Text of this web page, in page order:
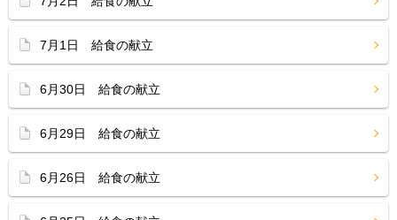
7月1日 給食の献立
6月30日 給食の献立
6月29日 給食の献立
6月26日 給食の献立